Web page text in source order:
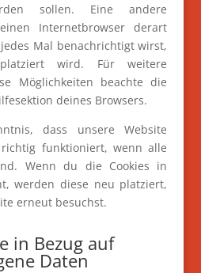
sollen. Eine andere
Internetbrowser derart
Mal benachrichtigt wirst,
wird. Für weitere
Möglichkeiten beachte die
deines Browsers.
dass unsere Website
funktioniert, wenn alle
Wenn du die Cookies in
werden diese neu platziert,
erneut besuchst.
in Bezug auf
Daten